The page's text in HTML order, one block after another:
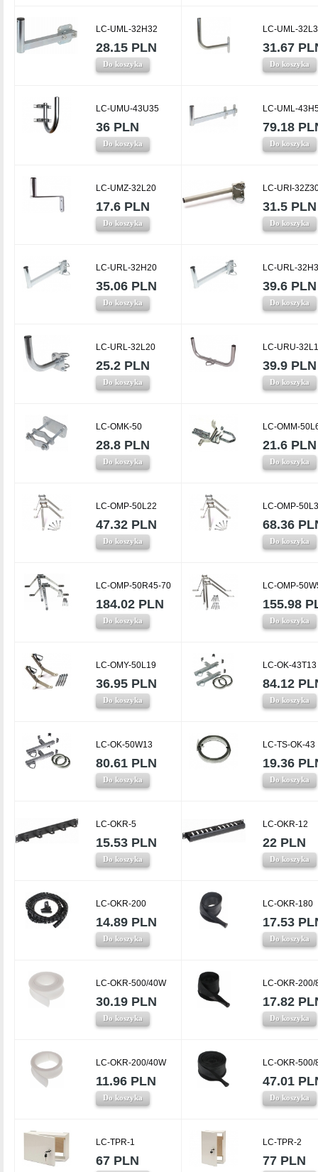
LC-UML-32H32
28.15 PLN
Do koszyka
LC-UML-
31.67
Do koszyka
LC-UMU-43U35
36 PLN
Do koszyka
LC-UML-
79.18
Do koszyka
LC-UMZ-32L20
17.6 PLN
Do koszyka
LC-URI-
31.5 PLN
Do koszyka
LC-URL-32H20
35.06 PLN
Do koszyka
LC-URL-
39.6 PLN
Do koszyka
LC-URL-32L20
25.2 PLN
Do koszyka
LC-URU-
39.9 PLN
Do koszyka
LC-OMK-50
28.8 PLN
Do koszyka
LC-OMM-
21.6 PLN
Do koszyka
LC-OMP-50L22
47.32 PLN
Do koszyka
LC-OMP-
68.36
Do koszyka
LC-OMP-50R45-70
184.02 PLN
Do koszyka
LC-OMP-
155.98
Do koszyka
LC-OMY-50L19
36.95 PLN
Do koszyka
LC-OK-43T13
84.12
Do koszyka
LC-OK-50W13
80.61 PLN
Do koszyka
LC-TS-OK-43
19.36
Do koszyka
LC-OKR-5
15.53 PLN
Do koszyka
LC-OKR-12
22 PLN
Do koszyka
LC-OKR-200
14.89 PLN
Do koszyka
LC-OKR-180
17.53
Do koszyka
LC-OKR-500/40W
30.19 PLN
Do koszyka
LC-OKR-200/
17.82
Do koszyka
LC-OKR-200/40W
11.96 PLN
Do koszyka
LC-OKR-500/
47.01
Do koszyka
LC-TPR-1
67 PLN
LC-TPR-2
77 PLN